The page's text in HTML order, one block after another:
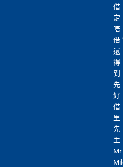
借
定
唔
借
還
得
到
先
好
借
里
先
生
Mr.